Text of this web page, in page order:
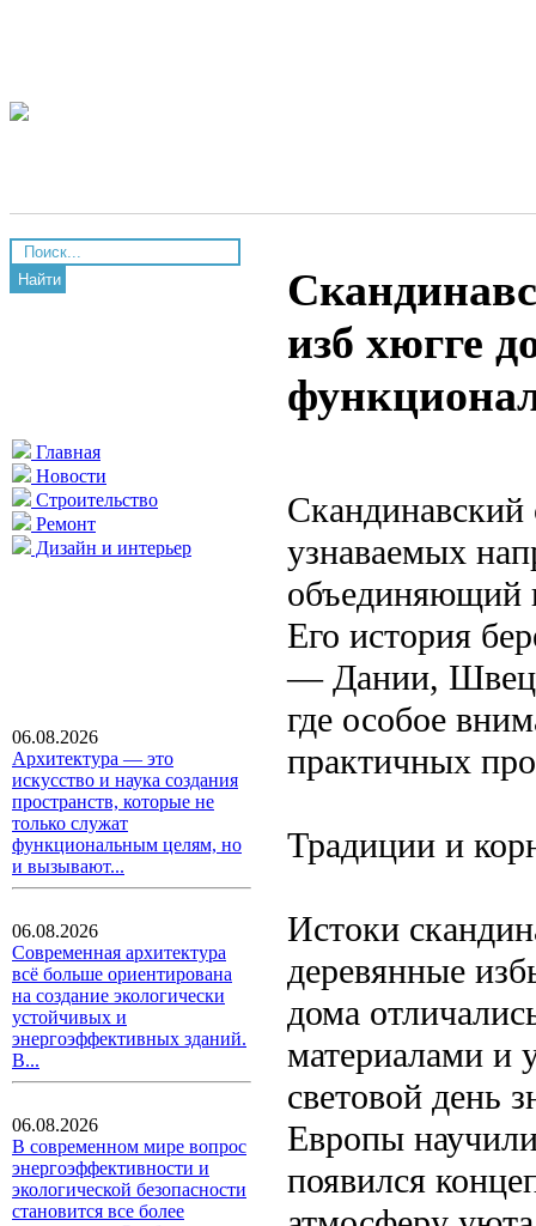
Найти
Главная
Новости
Строительство
Ремонт
Дизайн и интерьер
06.08.2026
Архитектура — это
искусство и наука создания
пространств, которые не
только служат
функциональным целям, но
и вызывают...
06.08.2026
Современная архитектура
всё больше ориентирована
на создание экологически
устойчивых и
энергоэффективных зданий.
В...
06.08.2026
В современном мире вопрос
энергоэффективности и
экологической безопасности
становится все более
изб хюгге
узнаваемых
объединяющий
Его история
— Дании,
где особое
практичных
Традиции и
Истоки
деревянные
дома
материалами и
световой день
Европы
появился